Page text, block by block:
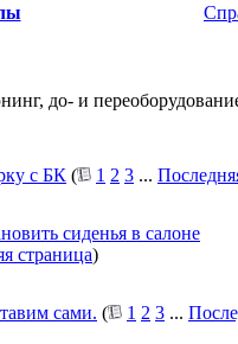
до- и
с БК ( 1 2 3 ...
сиденья в салоне
страница)
сами. ( 1 2 3 ...